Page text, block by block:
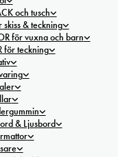
och tusch
skiss & teckning
för vuxna och barn
för teckning
& Ljusbord